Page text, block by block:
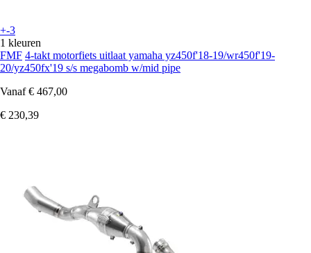
+-3
1 kleuren
FMF 4-takt motorfiets uitlaat yamaha yz450f'18-19/wr450f'19-
20/yz450fx'19 s/s megabomb w/mid pipe
Vanaf € 467,00
€ 230,39